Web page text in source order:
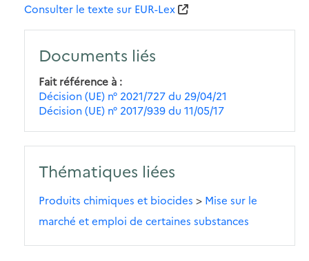
Consulter le texte sur EUR-Lex
Documents liés
Fait référence à
Décision (UE) n° 2021/727 du 29/04/21
Décision (UE) n° 2017/939 du 11/05/17
Thématiques liées
Produits chimiques et biocides > Mise sur le
marché et emploi de certaines substances